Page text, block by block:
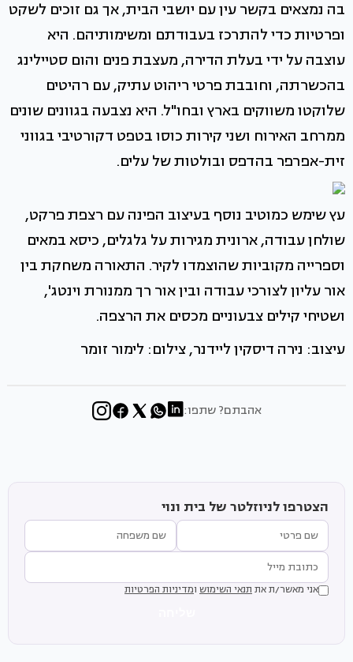
בה נמצאים בקשר עין עם יושבי הבית, אך גם זוכים לשקט
ופרטיות כדי להתרכז בעבודתם ומשימותיהם. היא
עוצבה על ידי בעלת הדירה, מעצבת פנים והום סטיילינג
בהכשרתה, וחובבת פרטי ריהוט עתיק, עם רהיטים
שלוקטו משווקים בארץ ובחו"ל. היא נצבעה בגוונים שונים
ממרחב האירוח ושני קירות כוסו בטפט דקורטיבי בגווני
זית-אפרפר בהדפס ובולטות של עלים.
עץ שימש כמוטיב נוסף בעיצוב הפינה עם רצפת פרקט,
שולחן עבודה, ארונית מגירות על גלגלים, כיסא במאים
וספרייה מקוביות שהוצמדו לקיר. התאורה משחקת בין
אור עליון לצורכי עבודה ובין אור רך ממנורת וינטג',
ושטיחי קילים צבעוניים מכסים את הרצפה.
עיצוב: נירה דיסקין ליידנר, צילום: לימור זומר
אהבתם? שתפו:
הצטרפו לניוזלטר של בית ונוי
אני מאשר/ת את תנאי השימוש ומדיניות הפרטיות